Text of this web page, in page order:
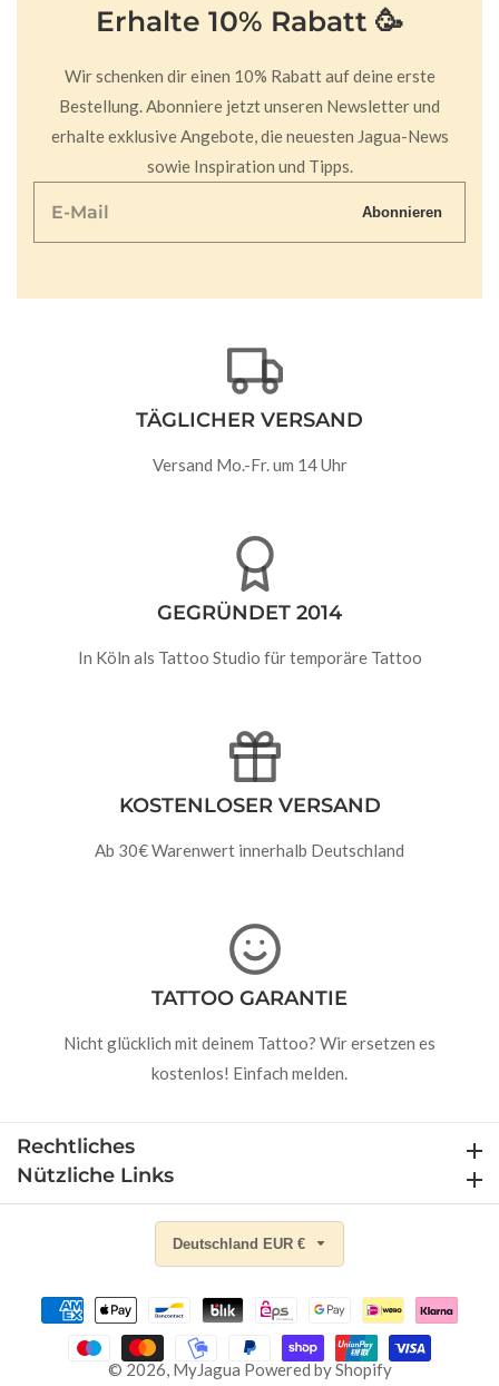
Erhalte 10% Rabatt 🥳
Wir schenken dir einen 10% Rabatt auf deine erste
Bestellung. Abonniere jetzt unseren Newsletter und
erhalte exklusive Angebote, die neuesten Jagua-News
sowie Inspiration und Tipps.
E-
Abonnieren
TÄGLICHER VERSAND
Versand Mo.-Fr. um 14 Uhr
GEGRÜNDET 2014
In Köln als Tattoo Studio für temporäre Tattoo
KOSTENLOSER VERSAND
Ab 30€ Warenwert innerhalb Deutschland
TATTOO GARANTIE
Nicht glücklich mit deinem Tattoo? Wir ersetzen es
kostenlos! Einfach melden.
Rechtliches
Nützliche Links
© 2026, MyJagua Powered by Shopify
Deutschland EUR €